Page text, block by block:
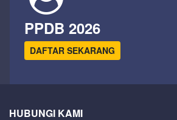
PPDB 2026
DAFTAR SEKARANG
HUBUNGI KAMI